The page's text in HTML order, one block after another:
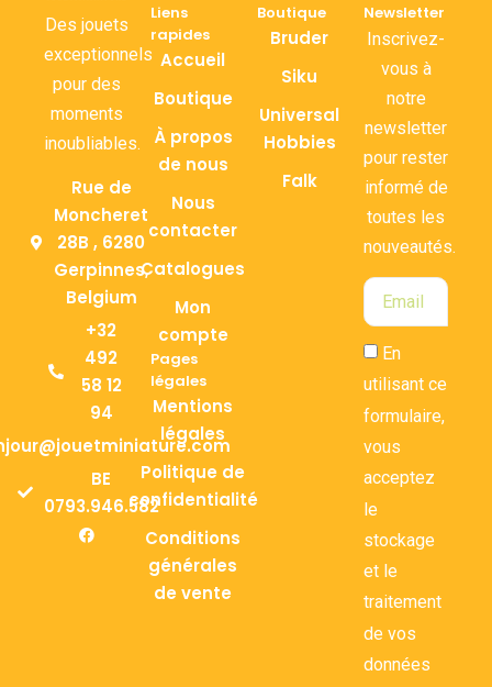
Des jouets
exceptionnels
pour des
moments
inoubliables.
Rue de
Moncheret
28B , 6280
Gerpinnes,
Belgium
+32
492
58 12
94
BE
0793.946.582
Liens
rapides
Accueil
Boutique
À propos
de nous
Nous
contacter
Catalogues
Mon
compte
Pages
légales
Mentions
légales
Politique de
confidentialité
Conditions
générales
de vente
Boutique
Bruder
Siku
Universal
Hobbies
Falk
Newsletter
Inscrivez-
vous à
notre
newsletter
pour rester
informé de
toutes les
nouveautés.
En
utilisant ce
formulaire,
vous
acceptez
le
stockage
et le
traitement
de vos
données